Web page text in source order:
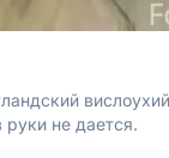
руки не дается.